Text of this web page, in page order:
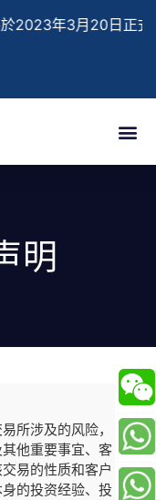
20日正式實施，
明
所涉及的风险，
他重要事宜、客
易的性质和客户
的投资经验、投